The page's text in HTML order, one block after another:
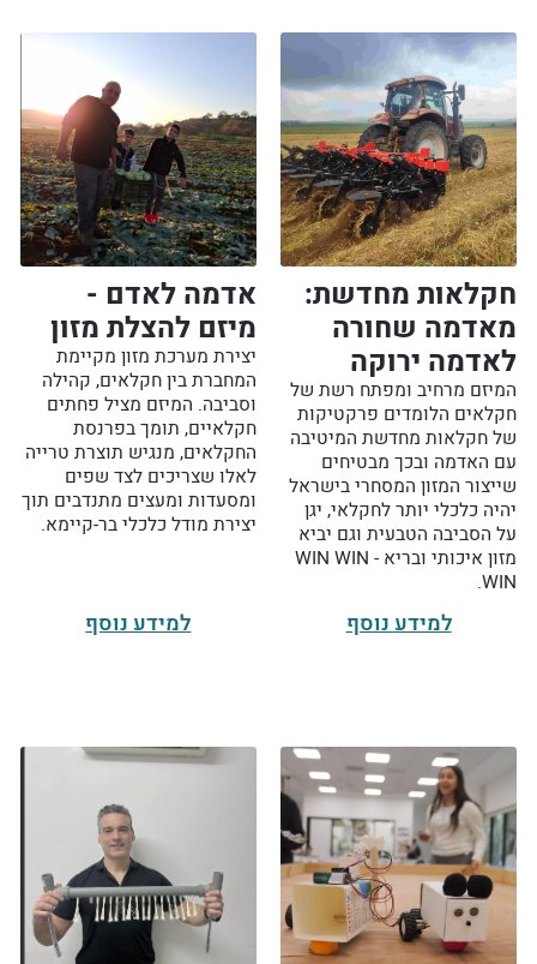
חקלאות מחדשת:
מאדמה שחורה
לאדמה ירוקה
המיזם מרחיב ומפתח רשת של
חקלאים הלומדים פרקטיקות
של חקלאות מחדשת המיטיבה
עם האדמה ובכך מבטיחים
שייצור המזון המסחרי בישראל
יהיה כלכלי יותר לחקלאי, יגן
על הסביבה הטבעית וגם יביא
מזון איכותי ובריא - WIN WIN
WIN.
למידע נוסף
אדמה לאדם -
מיזם להצלת מזון
יצירת מערכת מזון מקיימת
המחברת בין חקלאים, קהילה
וסביבה. המיזם מציל פחתים
חקלאיים, תומך בפרנסת
החקלאים, מנגיש תוצרת טרייה
לאלו שצריכים לצד שפים
ומסעדות ומעצים מתנדבים תוך
יצירת מודל כלכלי בר-קיימא.
למידע נוסף